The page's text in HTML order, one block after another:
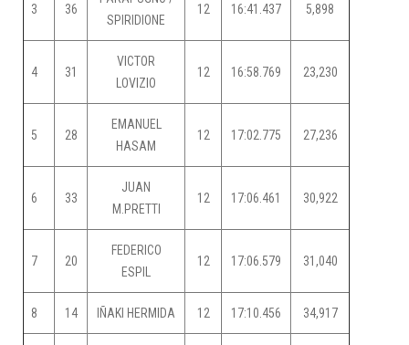
3 36
SPIRIDIONE
12 16:41.437 5,898
4 31
VICTOR
LOVIZIO
12 16:58.769 23,230
5 28
EMANUEL
HASAM
12 17:02.775 27,236
6 33
JUAN
M.PRETTI
12 17:06.461 30,922
7 20
FEDERICO
ESPIL
12 17:06.579 31,040
8 14 IÑAKI HERMIDA 12 17:10.456 34,917